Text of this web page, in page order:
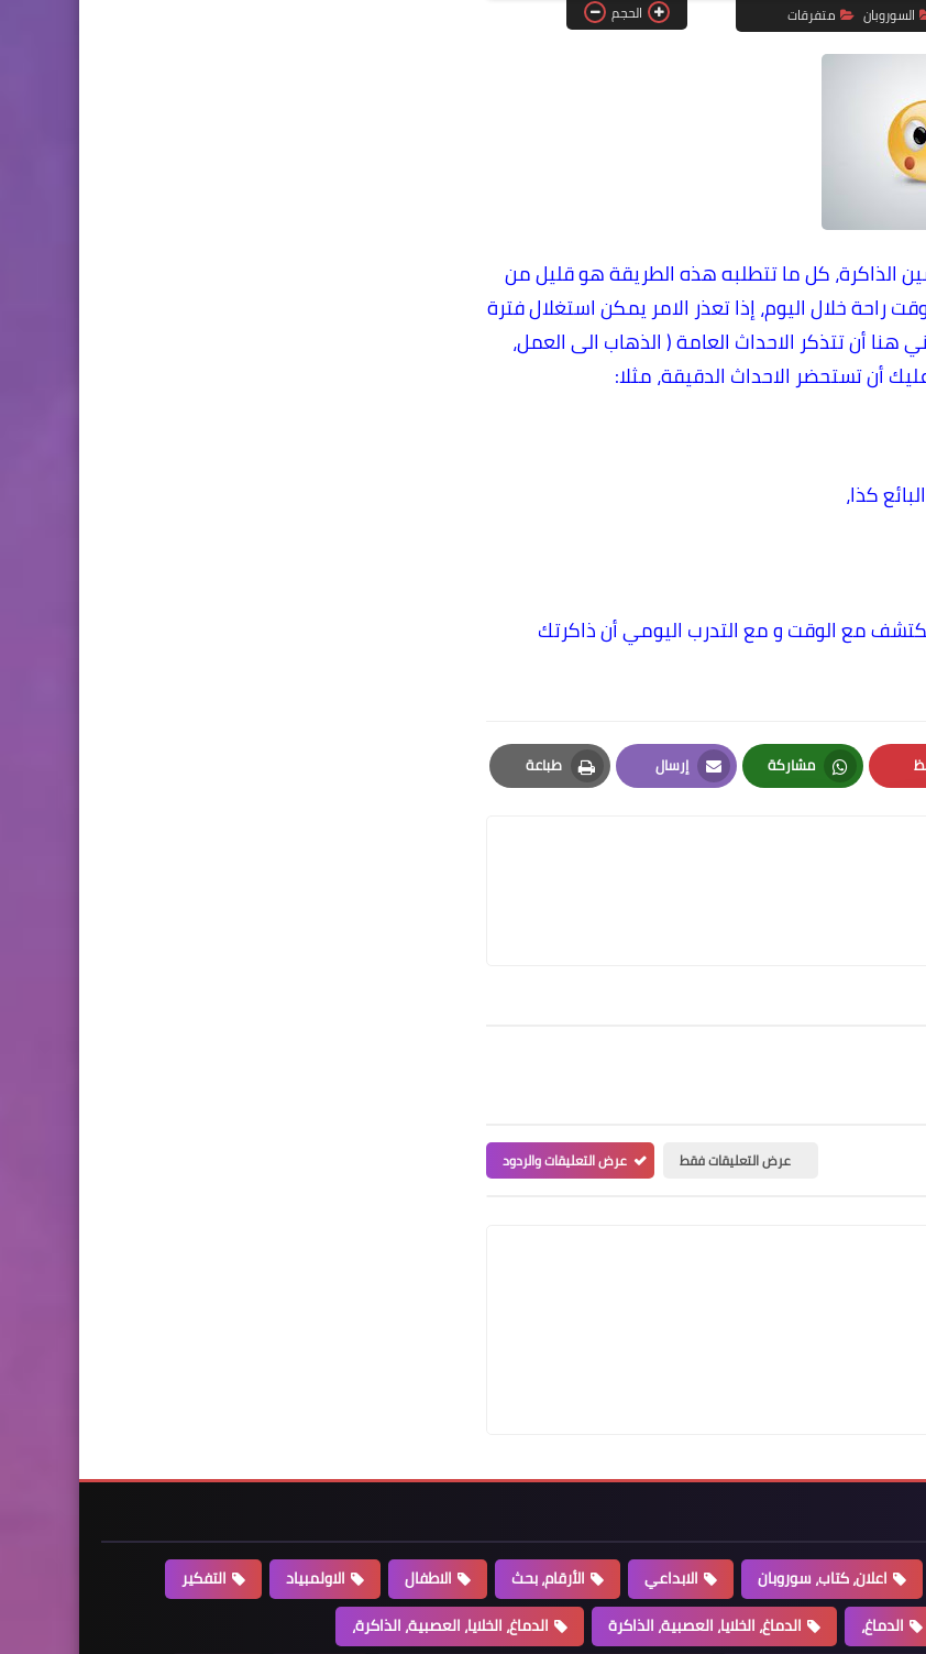
السوروبان متفرقات الحجم
الذاكرة، كل ما تتطلبه هذه الطريقة هو قليل من
خلال اليوم، إذا تعذر الامر يمكن استغلال فترة
هنا أن تتذكر الاحداث العامة ( الذهاب الى العمل،
أن تستحضر الاحداث الدقيقة، مثلا:
كذا،
مع الوقت و مع التدرب اليومي أن ذاكرتك
مشاركة
Whatsapp
إرسال
Email
طباعة
Print
عرض التعليقات فقط عرض التعليقات والردود
اعلان، كتاب، سوروبان الابداعي الأرقام، بحث الاطفال الاولمبياد
التفكير
الدماغ، الدماغ، الخلايا، العصبية، الذاكرة
الدماغ، الخلايا، العصبية، الذاكرة،